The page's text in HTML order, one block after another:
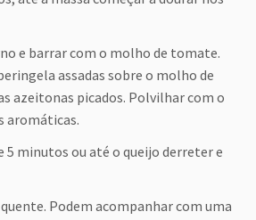
e barrar com o molho de tomate.
assadas sobre o molho de
azeitonas picados. Polvilhar com o
aromáticas.
5 minutos ou até o queijo derreter e
Podem acompanhar com uma